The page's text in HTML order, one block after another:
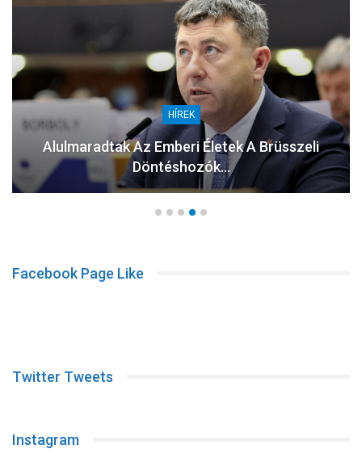
HÍREK
Alulmaradtak Az Emberi Életek A Brüsszeli
Döntéshozók…
Facebook Page Like
Twitter Tweets
Instagram